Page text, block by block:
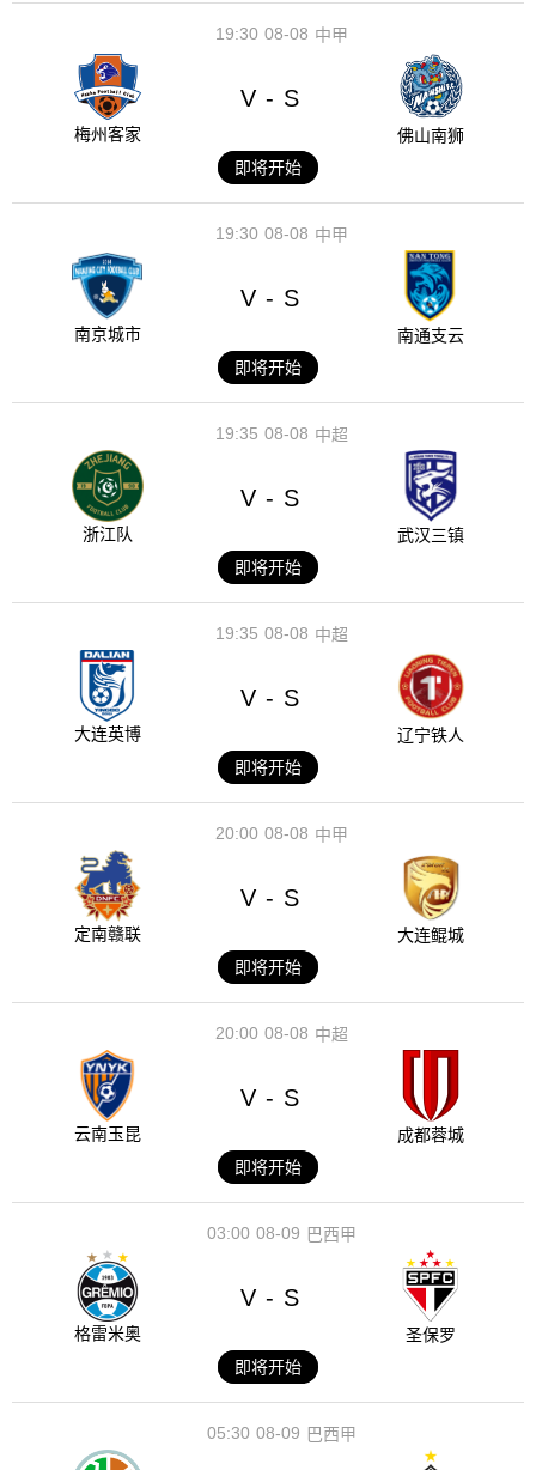
08-08
19:30 中甲
梅州客家
V - S
佛山南狮
即将开始
08-08
19:30 中甲
南京城市
V - S
南通支云
即将开始
08-08
19:35 中超
浙江队
V - S
武汉三镇
即将开始
08-08
19:35 中超
大连英博
V - S
辽宁铁人
即将开始
08-08
20:00 中甲
定南赣联
V - S
大连鲲城
即将开始
08-08
20:00 中超
云南玉昆
V - S
成都蓉城
即将开始
08-09
03:00 巴西甲
格雷米奥
V - S
圣保罗
即将开始
08-09
05:30 巴西甲